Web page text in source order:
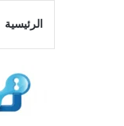
الرئيسية